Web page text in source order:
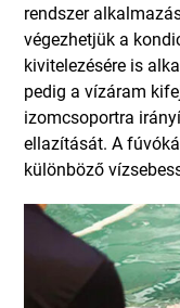
rendszer
végezhetjük a
kivitelezésére is
pedig a vízáram
izomcsoportra
ellazítását. A
különböző